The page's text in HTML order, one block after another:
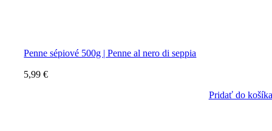
Penne sépiové 500g | Penne al nero di seppia
5,99€
Pridať do košíka